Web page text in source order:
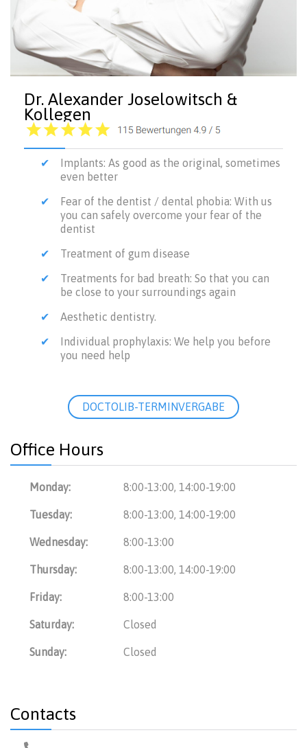
Dr. Alexander Joselowitsch &
Kollegen
Implants: As good as the original, sometimes
even better
Fear of the dentist / dental phobia: With us
you can safely overcome your fear of the
dentist
Treatment of gum disease
Treatments for bad breath: So that you can
be close to your surroundings again
Aesthetic dentistry.
Individual prophylaxis: We help you before
you need help
DOCTOLIB-TERMINVERGABE
Office Hours
Monday: 8:00-13:00, 14:00-19:00
Tuesday: 8:00-13:00, 14:00-19:00
Wednesday: 8:00-13:00
Thursday: 8:00-13:00, 14:00-19:00
Friday: 8:00-13:00
Saturday: Closed
Sunday: Closed
Contacts